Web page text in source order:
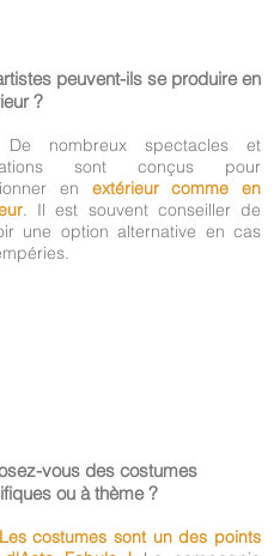
peuvent-ils se produire en
?
De nombreux spectacles et
sont conçus pour
en extérieur comme en
. Il est souvent conseiller de
une option alternative en cas
vous des costumes
ou à thème ?
costumes sont un des points